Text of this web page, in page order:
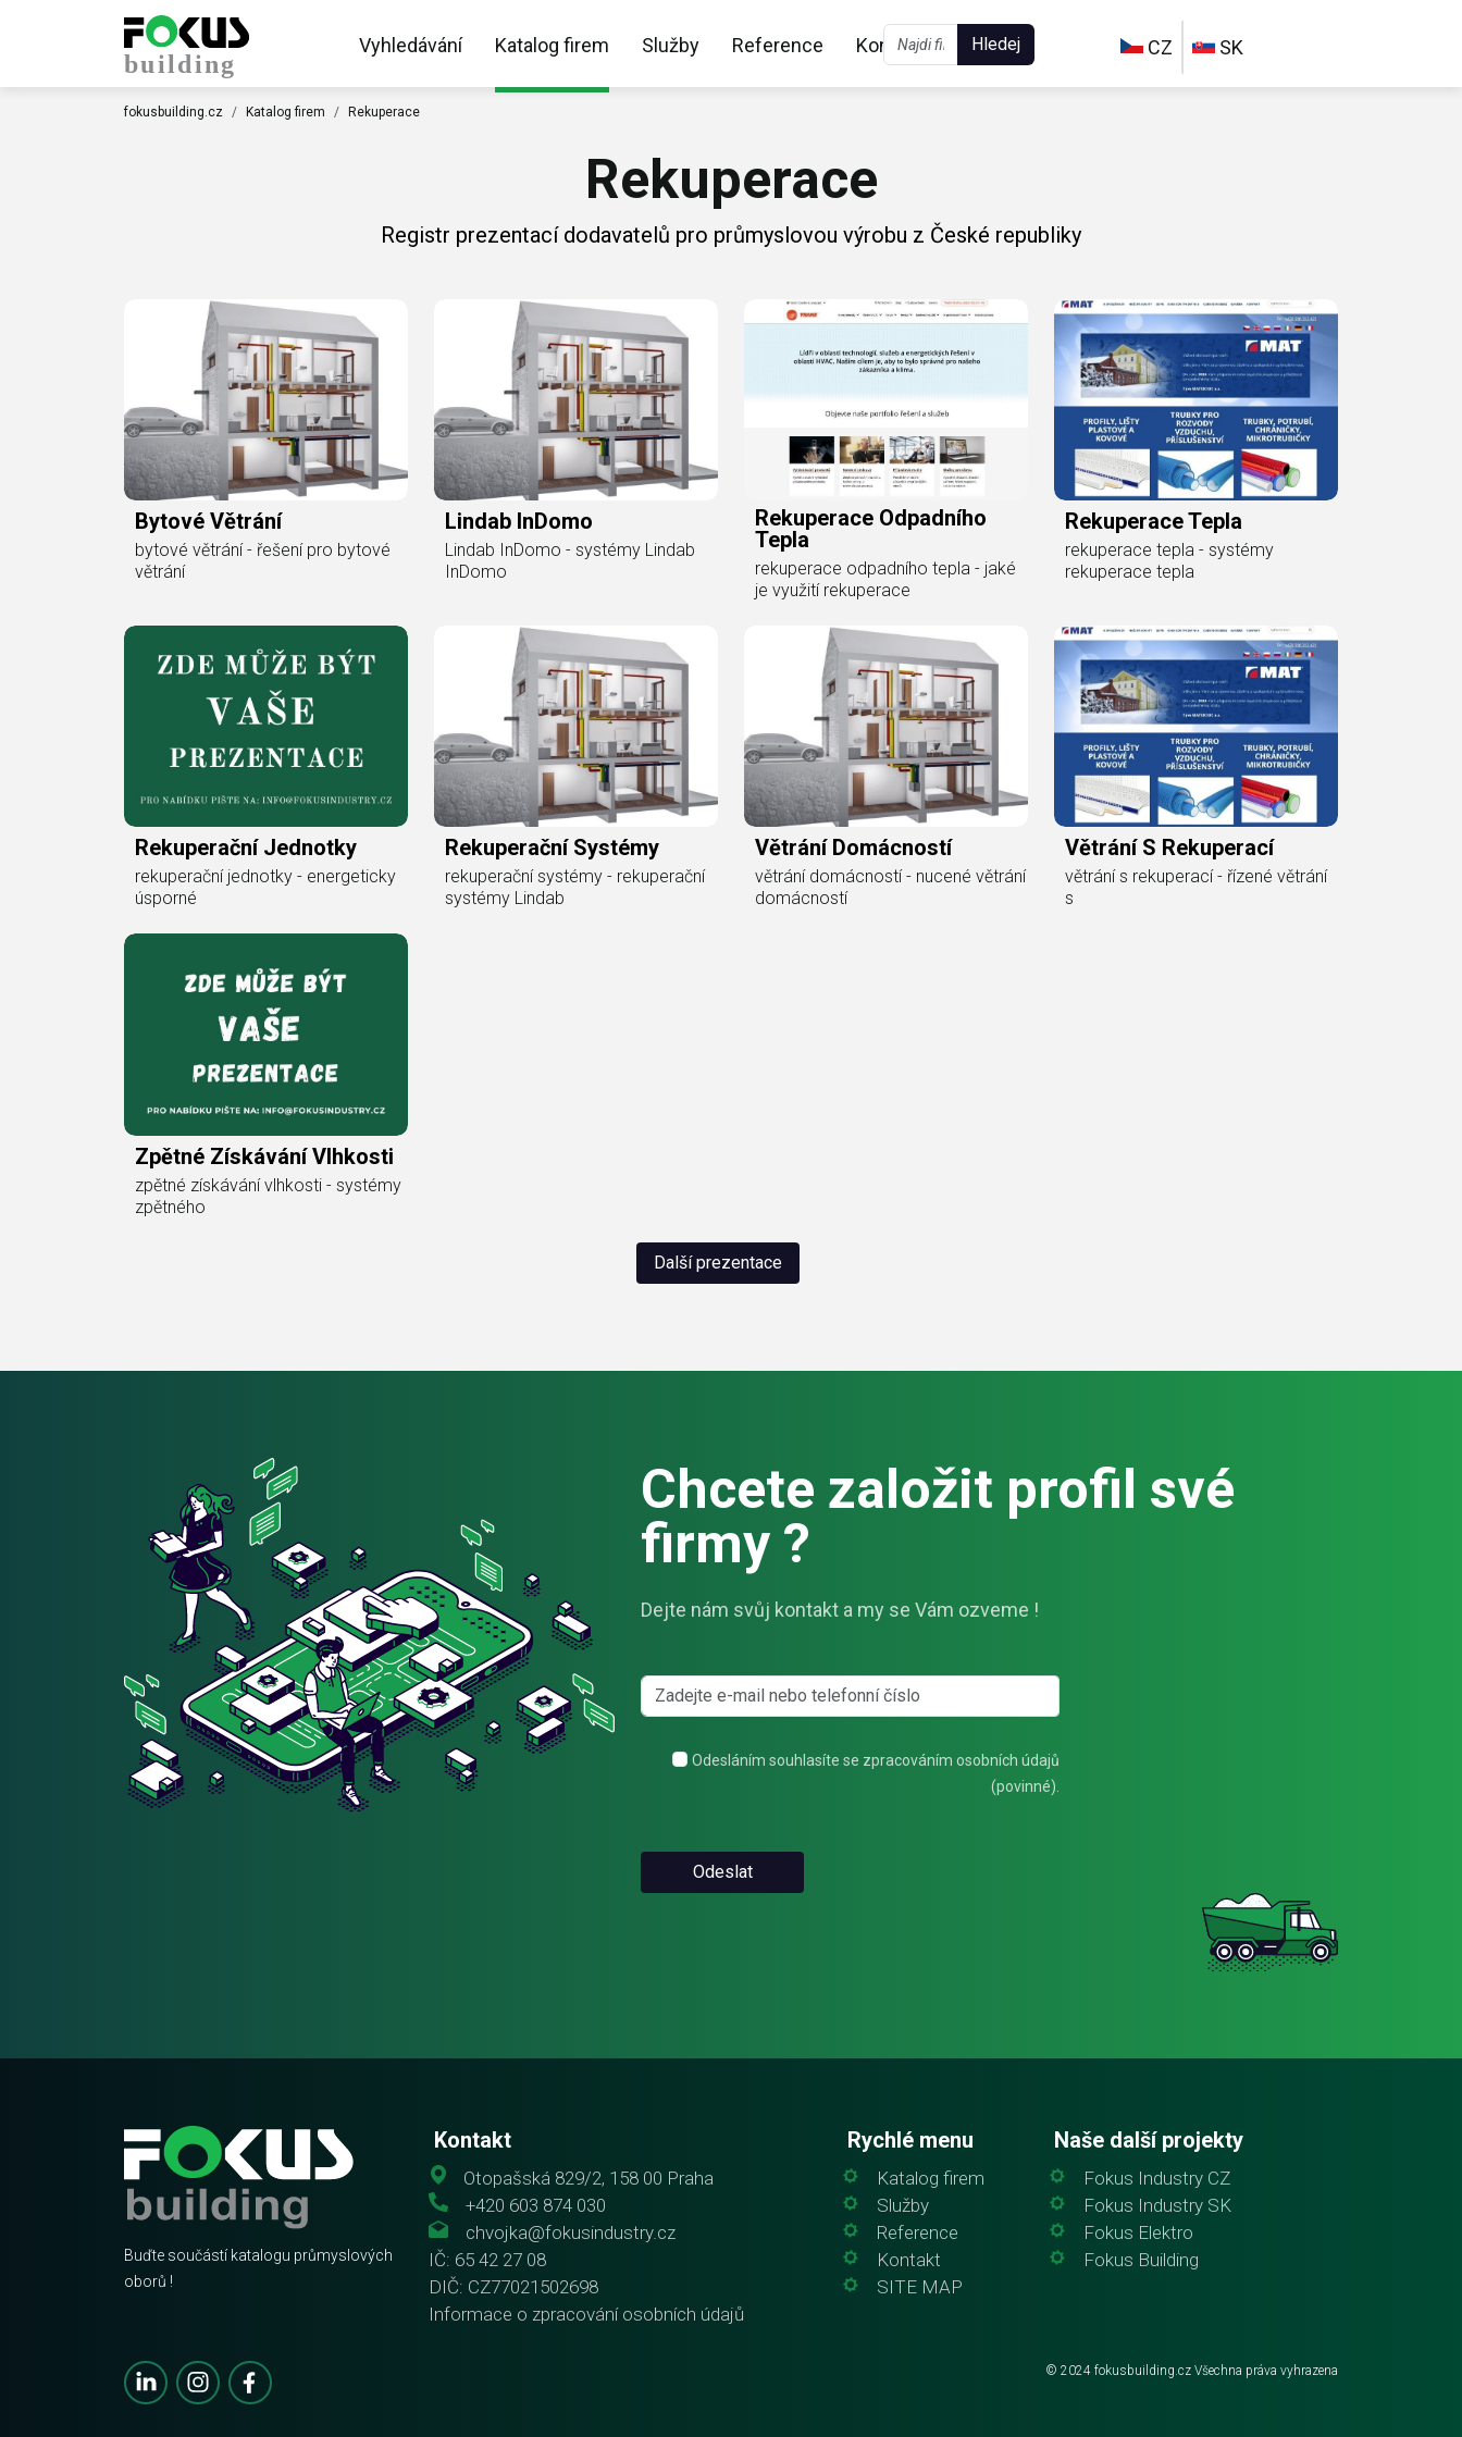
Vyhledávání Katalog firem Služby Reference Kontakt Hledej CZ SK
fokusbuilding.cz Katalog firem Rekuperace
Rekuperace
Registr prezentací dodavatelů pro průmyslovou výrobu z České republiky
Bytové Větrání
bytové větrání - řešení pro bytové
větrání
Lindab InDomo
Lindab InDomo - systémy Lindab
InDomo
Rekuperace Odpadního
Tepla
rekuperace odpadního tepla - jaké
je využití rekuperace
Rekuperace Tepla
rekuperace tepla - systémy
rekuperace tepla
Rekuperační Jednotky
rekuperační jednotky - energeticky
úsporné
Rekuperační Systémy
rekuperační systémy - rekuperační
systémy Lindab
Větrání Domácností
větrání domácností - nucené větrání
domácností
Větrání S Rekuperací
větrání s rekuperací - řízené větrání
s
Zpětné Získávání Vlhkosti
zpětné získávání vlhkosti - systémy
zpětného
Další prezentace
Chcete založit profil své
firmy ?
Dejte nám svůj kontakt a my se Vám ozveme !
Odesláním souhlasíte se zpracováním osobních údajů
(povinné).
Odeslat
Buďte součástí katalogu průmyslových
oborů !
Kontakt
Otopašská 829/2, 158 00 Praha
+420 603 874 030
chvojka@fokusindustry.cz
IČ: 65 42 27 08
DIČ: CZ77021502698
Informace o zpracování osobních údajů
Rychlé menu
Katalog firem
Služby
Reference
Kontakt
SITE MAP
Naše další projekty
Fokus Industry CZ
Fokus Industry SK
Fokus Elektro
Fokus Building
© 2024 fokusbuilding.cz Všechna práva vyhrazena